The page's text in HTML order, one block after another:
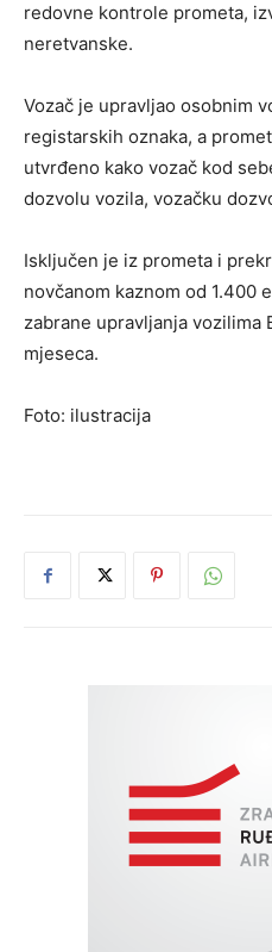
redovne kontrole prometa,
neretvanske.
Vozač je upravljao osobnim
registarskih oznaka, a
utvrđeno kako vozač kod
dozvolu vozila, vozačku
Isključen je iz prometa i
novčanom kaznom od 1.400
zabrane upravljanja
mjeseca.
Foto: ilustracija